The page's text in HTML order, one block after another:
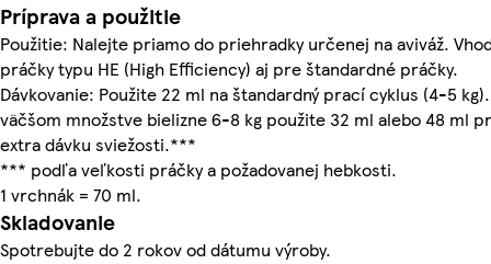
Príprava a použitie
Použitie: Nalejte priamo do priehradky určenej na aviváž.
práčky typu HE (High Efficiency) aj pre štandardné práčky.
Dávkovanie: Použite 22 ml na štandardný prací cyklus (4-5
väčšom množstve bielizne 6-8 kg použite 32 ml alebo 48 ml
extra dávku sviežosti.***
*** podľa veľkosti práčky a požadovanej hebkosti.
1 vrchnák = 70 ml.
Skladovanie
Spotrebujte do 2 rokov od dátumu výroby.